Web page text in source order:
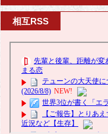
相互RSS